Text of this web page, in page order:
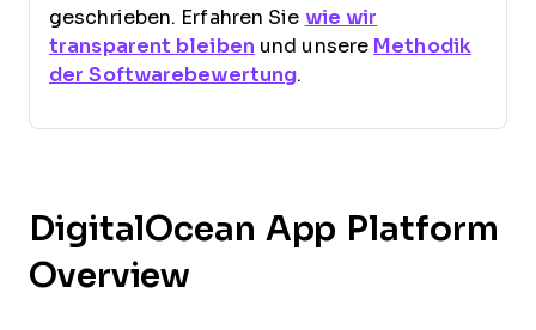
geschrieben. Erfahren Sie wie wir
transparent bleiben und unsere Methodik
der Softwarebewertung.
DigitalOcean App Platform
Overview